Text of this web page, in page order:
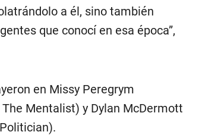
a él, sino también
que conocí en esa época”,
en Missy Peregrym
Mentalist) y Dylan McDermott